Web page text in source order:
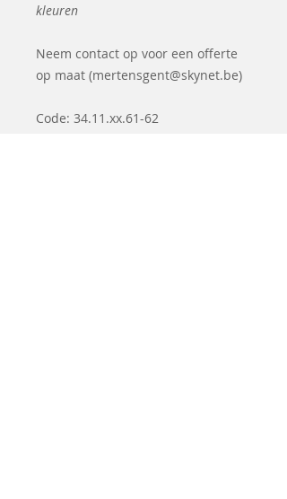
kleuren
Neem contact op voor een offerte
op maat (mertensgent@skynet.be)
Code: 34.11.xx.61-62